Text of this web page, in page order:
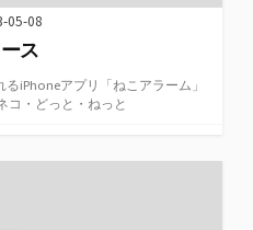
05-08
ス
iPhoneアプリ「ねこアラーム」
コ・どっと・ねっと